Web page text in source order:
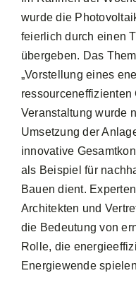
wurde die
feierlich durch einen
übergeben. Das
„Vorstellung eines
ressourceneffizienten
Veranstaltung wurde
Umsetzung der
innovative
als Beispiel für
Bauen dient.
Architekten und
die Bedeutung von
Rolle, die
Energiewende